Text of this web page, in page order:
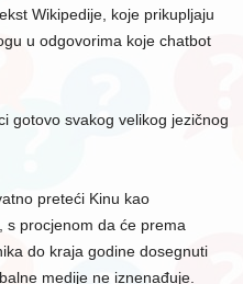
Wikipedije, koje prikupljaju
u odgovorima koje chatbot
gotovo svakog velikog jezičnog
preteći Kinu kao
s procjenom da će prema
do kraja godine dosegnuti
medije ne iznenađuje.